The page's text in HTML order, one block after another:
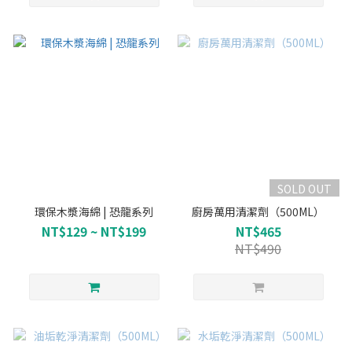
環保木漿海綿 | 恐龍系列
NT$129 ~ NT$199
SOLD OUT
廚房萬用清潔劑（500ML）
NT$465
NT$490